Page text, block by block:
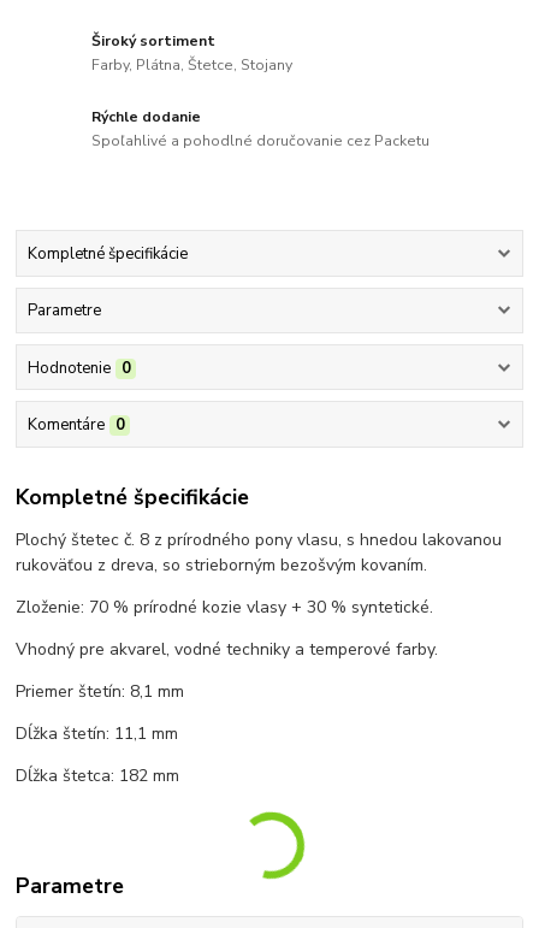
Široký sortiment
Farby, Plátna, Štetce, Stojany
Rýchle dodanie
Spoľahlivé a pohodlné doručovanie cez Packetu
Kompletné špecifikácie
Parametre
Hodnotenie 0
Komentáre 0
Kompletné špecifikácie
Plochý štetec č. 8 z prírodného pony vlasu, s hnedou lakovanou
rukoväťou z dreva, so strieborným bezošvým kovaním.
Zloženie: 70 % prírodné kozie vlasy + 30 % syntetické.
Vhodný pre akvarel, vodné techniky a temperové farby.
Priemer štetín: 8,1 mm
Dĺžka štetín: 11,1 mm
Dĺžka štetca: 182 mm
Parametre